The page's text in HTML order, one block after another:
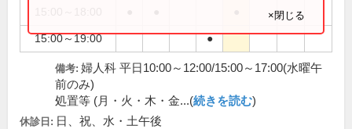
15:00～19:00 ●
×閉じる
備考: 婦人科 平日10:00～12:00/15:00～17:00(水曜午
前のみ)
処置等 (月・火・木・金...(続きを読む)
休診日: 日、祝、水・土午後